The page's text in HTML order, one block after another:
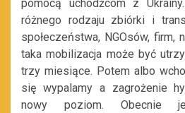
pomocą uchodźcom z
różnego rodzaju zbiórki i
społeczeństwa, NGOsów, firm,
taka mobilizacja może być
trzy miesiące. Potem albo
się wypalamy a zagrożenie
nowy poziom. Obecnie